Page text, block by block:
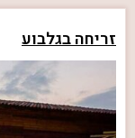
זריחה בגלבוע